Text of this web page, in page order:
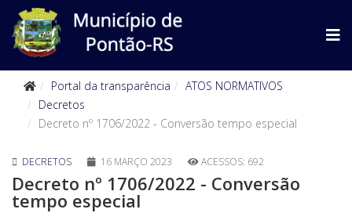
Portal da transparência
ATOS NORMATIVOS
Decretos
Decreto nº 1706/2022 - Conversão tempo especial
DECRETOS 16 MARÇO 2023 ACESSOS: 692
Decreto nº 1706/2022 - Conversão
tempo especial